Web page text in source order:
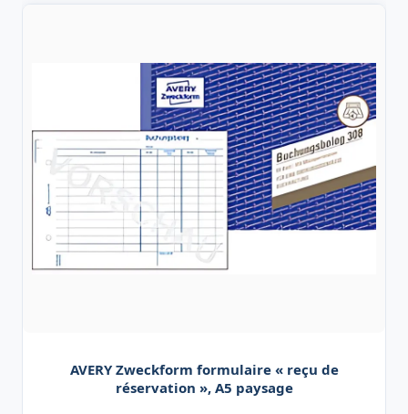
AVERY Zweckform formulaire « reçu de
réservation », A5 paysage